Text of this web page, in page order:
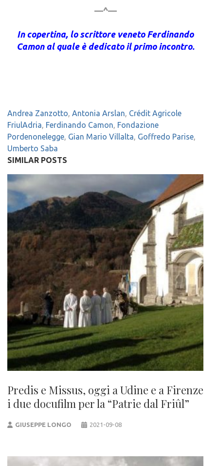
—^—
In copertina, lo scrittore veneto Ferdinando
Camon al quale è dedicato il primo incontro.
Andrea Zanzotto, Antonia Arslan, Crédit Agricole
FriulAdria, Ferdinando Camon, Fondazione
Pordenonelegge, Gian Mario Villalta, Goffredo Parise,
Umberto Saba
SIMILAR POSTS
Predis e Missus, oggi a Udine e a Firenze
i due docufilm per la “Patrie dal Friûl”
GIUSEPPE LONGO 2021-09-08